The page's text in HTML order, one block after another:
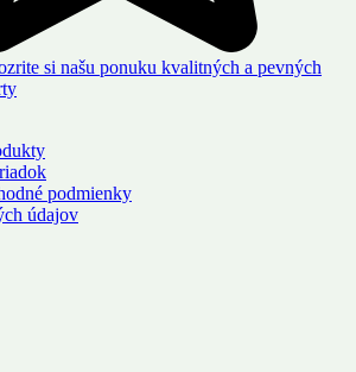
si našu ponuku kvalitných a pevných
podmienky
údajov